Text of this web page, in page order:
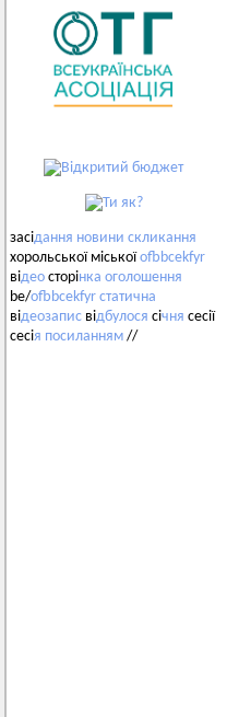
засідання новини скликання
хорольської міськоїofbbcekfyr
відео сторінка оголошення
be/ofbbcekfyr статична
відеозапис відбулося січня сесії
сесія посиланням //